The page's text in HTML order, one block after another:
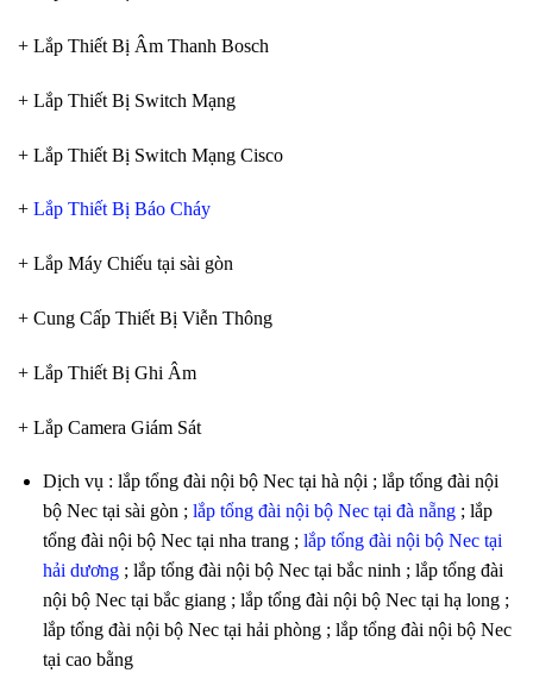
+ Lắp Thiết Bị Âm Thanh Bosch
+ Lắp Thiết Bị Switch Mạng
+ Lắp Thiết Bị Switch Mạng Cisco
+ Lắp Thiết Bị Báo Cháy
+ Lắp Máy Chiếu tại sài gòn
+ Cung Cấp Thiết Bị Viễn Thông
+ Lắp Thiết Bị Ghi Âm
+ Lắp Camera Giám Sát
Dịch vụ : lắp tổng đài nội bộ Nec tại hà nội ; lắp tổng đài nội
bộ Nec tại sài gòn ; lắp tổng đài nội bộ Nec tại đà nẵng; lắp
tổng đài nội bộ Nec tại nha trang ; lắp tổng đài nội bộ Nec tại
hải dương; lắp tổng đài nội bộ Nec tại bắc ninh ; lắp tổng đài
nội bộ Nec tại bắc giang ; lắp tổng đài nội bộ Nec tại hạ long ;
lắp tổng đài nội bộ Nec tại hải phòng ; lắp tổng đài nội bộ Nec
tại cao bằng